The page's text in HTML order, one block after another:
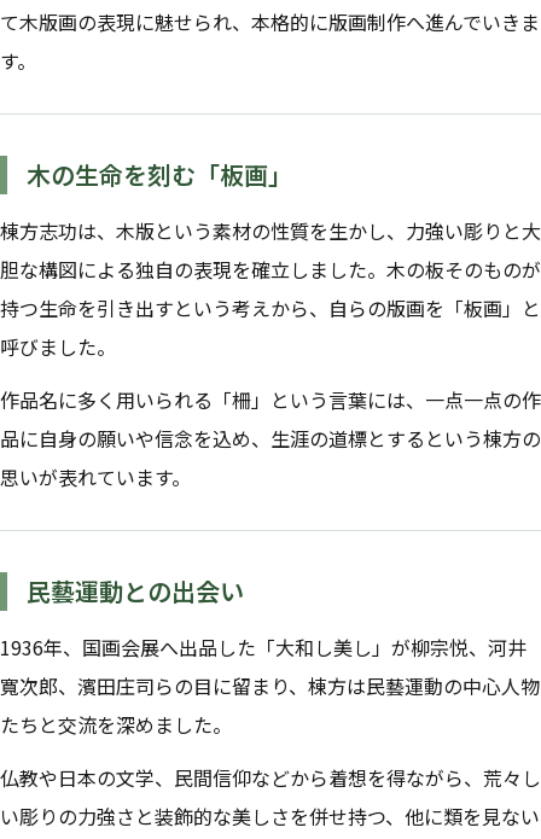
て木版画の表現に魅せられ、本格的に版画制作へ進んでいきま
す。
木の生命を刻む「板画」
棟方志功は、木版という素材の性質を生かし、力強い彫りと大
胆な構図による独自の表現を確立しました。木の板そのものが
持つ生命を引き出すという考えから、自らの版画を「板画」と
呼びました。
作品名に多く用いられる「柵」という言葉には、一点一点の作
品に自身の願いや信念を込め、生涯の道標とするという棟方の
思いが表れています。
民藝運動との出会い
1936年、国画会展へ出品した「大和し美し」が柳宗悦、河井
寬次郎、濱田庄司らの目に留まり、棟方は民藝運動の中心人物
たちと交流を深めました。
仏教や日本の文学、民間信仰などから着想を得ながら、荒々し
い彫りの力強さと装飾的な美しさを併せ持つ、他に類を見ない